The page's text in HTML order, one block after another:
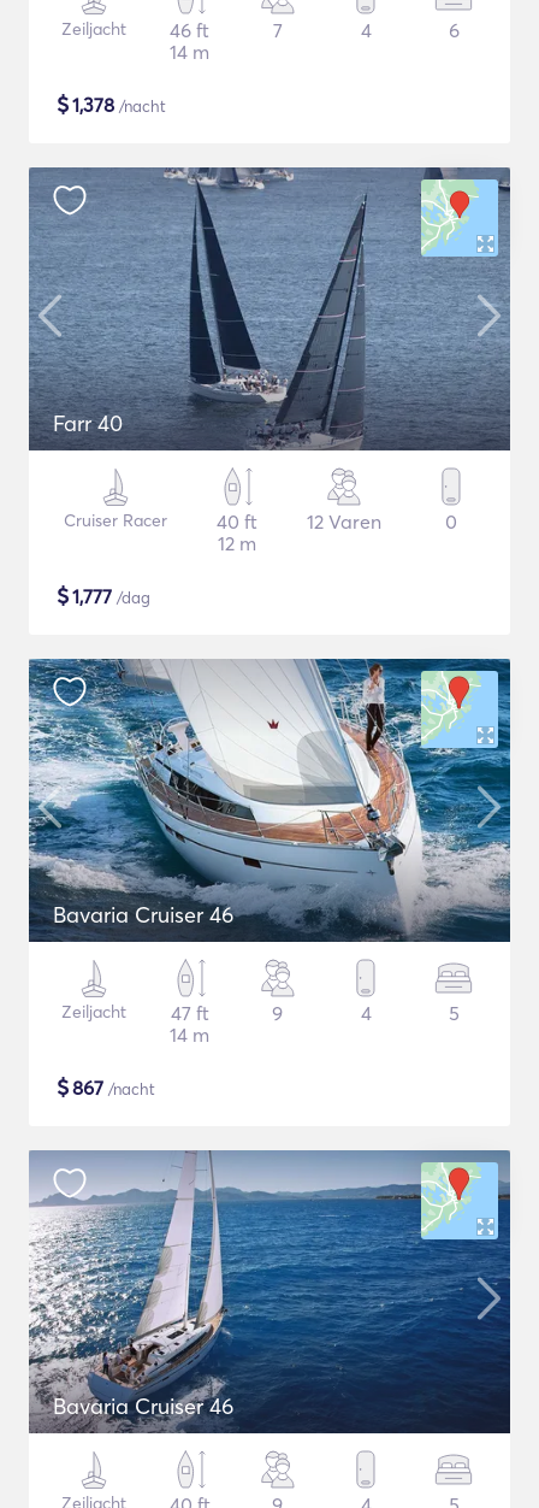
Zeiljacht
46 ft
14 m
7 4 6
$1,378 /nacht
Farr 40
Cruiser Racer
40 ft
12 m
12 Varen 0
$1,777 /dag
Bavaria Cruiser 46
Zeiljacht
47 ft
14 m
9 4 5
$867 /nacht
Bavaria Cruiser 46
Zeiljacht